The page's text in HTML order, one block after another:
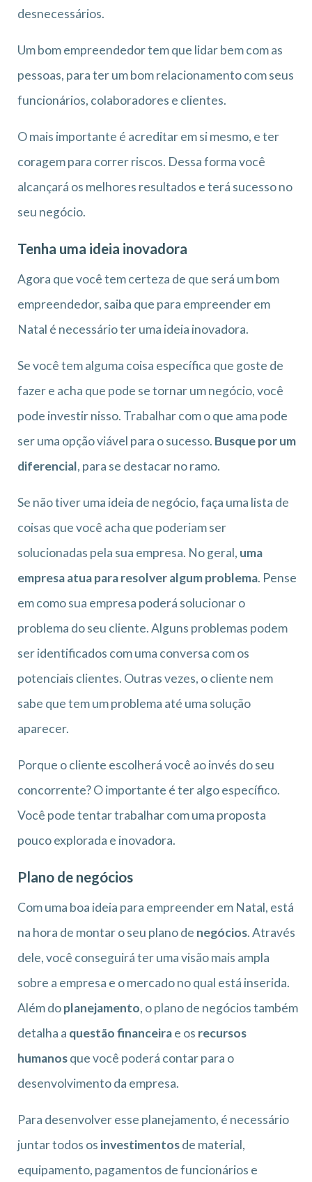
desnecessários.
Um bom empreendedor tem que lidar bem com as
pessoas, para ter um bom relacionamento com seus
funcionários, colaboradores e clientes.
O mais importante é acreditar em si mesmo, e ter
coragem para correr riscos. Dessa forma você
alcançará os melhores resultados e terá sucesso no
seu negócio.
Tenha uma ideia inovadora
Agora que você tem certeza de que será um bom
empreendedor, saiba que para empreender em
Natal é necessário ter uma ideia inovadora.
Se você tem alguma coisa específica que goste de
fazer e acha que pode se tornar um negócio, você
pode investir nisso. Trabalhar com o que ama pode
ser uma opção viável para o sucesso. Busque por um
diferencial, para se destacar no ramo.
Se não tiver uma ideia de negócio, faça uma lista de
coisas que você acha que poderiam ser
solucionadas pela sua empresa. No geral, uma
empresa atua para resolver algum problema. Pense
em como sua empresa poderá solucionar o
problema do seu cliente. Alguns problemas podem
ser identificados com uma conversa com os
potenciais clientes. Outras vezes, o cliente nem
sabe que tem um problema até uma solução
aparecer.
Porque o cliente escolherá você ao invés do seu
concorrente? O importante é ter algo específico.
Você pode tentar trabalhar com uma proposta
pouco explorada e inovadora.
Plano de negócios
Com uma boa ideia para empreender em Natal, está
na hora de montar o seu plano de negócios. Através
dele, você conseguirá ter uma visão mais ampla
sobre a empresa e o mercado no qual está inserida.
Além doplanejamento, o plano de negócios também
detalha a questão financeirae os recursos
humanosque você poderá contar para o
desenvolvimento da empresa.
Para desenvolver esse planejamento, é necessário
juntar todos os investimentosde material,
equipamento, pagamentos de funcionários e